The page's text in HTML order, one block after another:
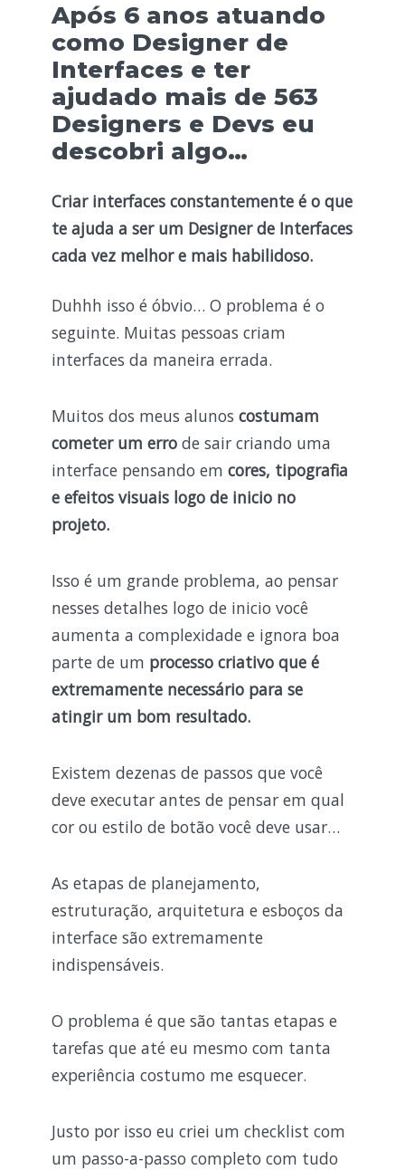
Após 6 anos atuando
como Designer de
Interfaces e ter
ajudado mais de 563
Designers e Devs eu
descobri algo…
Criar interfaces constantemente é o que
te ajuda a ser um Designer de Interfaces
cada vez melhor e mais habilidoso.
Duhhh isso é óbvio… O problema é o
seguinte. Muitas pessoas criam
interfaces da maneira errada.
Muitos dos meus alunos costumam
cometer um errode sair criando uma
interface pensando em cores, tipografia
e efeitos visuais logo de inicio no
projeto.
Isso é um grande problema, ao pensar
nesses detalhes logo de inicio você
aumenta a complexidade e ignora boa
parte de um processo criativo que é
extremamente necessário para se
atingir um bom resultado.
Existem dezenas de passos que você
deve executar antes de pensar em qual
cor ou estilo de botão você deve usar…
As etapas de planejamento,
estruturação, arquitetura e esboços da
interface são extremamente
indispensáveis.
O problema é que são tantas etapas e
tarefas que até eu mesmo com tanta
experiência costumo me esquecer.
Justo por isso eu criei um checklist com
um passo-a-passo completo com tudo